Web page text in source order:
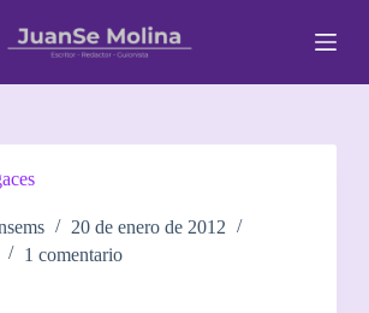
20 de enero de 2012
1 comentario